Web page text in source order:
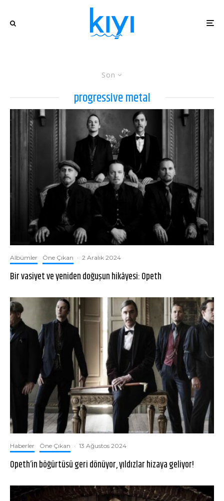
Son
progressive metal
Albümler Öne Çıkan · 2 Aralık 2024
Bir vasiyet ve yeniden doğuşun hikâyesi: Opeth
Haberler Öne Çıkan · 13 Ağustos 2024
Opeth’in böğürtüsü geri dönüyor, yıldızlar hizaya geliyor!